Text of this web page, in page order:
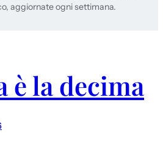
aggiornate ogni settimana.
è la decima